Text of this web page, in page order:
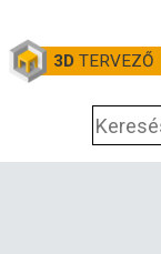
3D TERVEZŐ